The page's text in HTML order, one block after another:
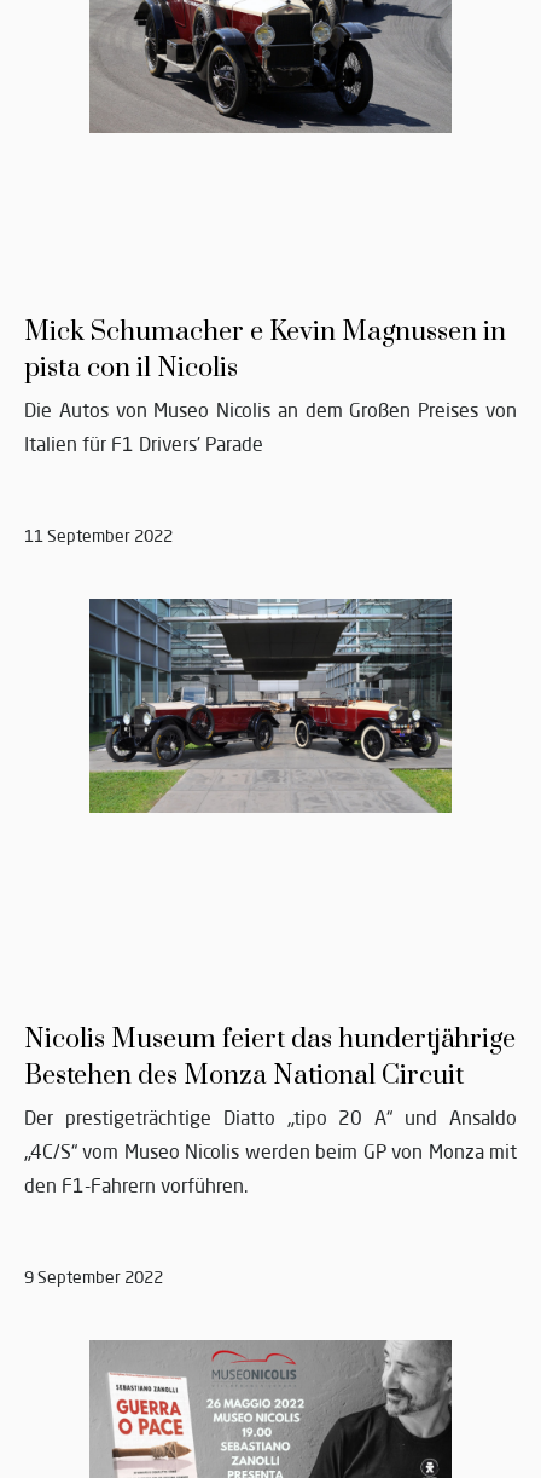
Mick Schumacher e Kevin Magnussen in
pista con il Nicolis
Die Autos von Museo Nicolis an dem Großen Preises von
Italien für F1 Drivers’ Parade
11 September 2022
Nicolis Museum feiert das hundertjährige
Bestehen des Monza National Circuit
Der prestigeträchtige Diatto „tipo 20 A“ und Ansaldo
„4C/S“ vom Museo Nicolis werden beim GP von Monza mit
den F1-Fahrern vorführen.
9 September 2022